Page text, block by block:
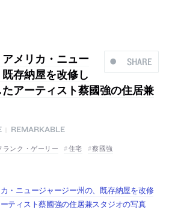
SHARE
メリカ・ニュー
存納屋を改修し
アーティスト蔡國強の住居兼
REMARKABLE
ランク・ゲーリー 住宅 蔡國強
・ニュージャージー州の、既存納屋を改修
ティスト蔡國強の住居兼スタジオの写真